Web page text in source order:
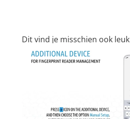
Dit vind je misschien ook leuk